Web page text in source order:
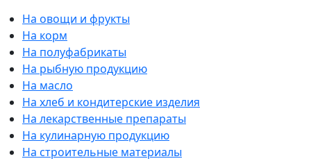
На овощи и фрукты
На корм
На полуфабрикаты
На рыбную продукцию
На масло
На хлеб и кондитерские изделия
На лекарственные препараты
На кулинарную продукцию
На строительные материалы